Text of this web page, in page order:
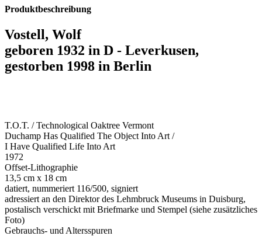
Produktbeschreibung
Vostell, Wolf
geboren 1932 in D - Leverkusen,
gestorben 1998 in Berlin
T.O.T. / Technological Oaktree Vermont
Duchamp Has Qualified The Object Into Art /
I Have Qualified Life Into Art
1972
Offset-Lithographie
13,5 cm x 18 cm
datiert, nummeriert 116/500, signiert
adressiert an den Direktor des Lehmbruck Museums in Duisburg,
postalisch verschickt mit Briefmarke und Stempel (siehe zusätzliches
Foto)
Gebrauchs- und Altersspuren